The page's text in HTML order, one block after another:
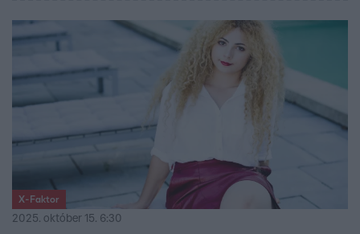
X-Faktor
2025. október 15. 6:30